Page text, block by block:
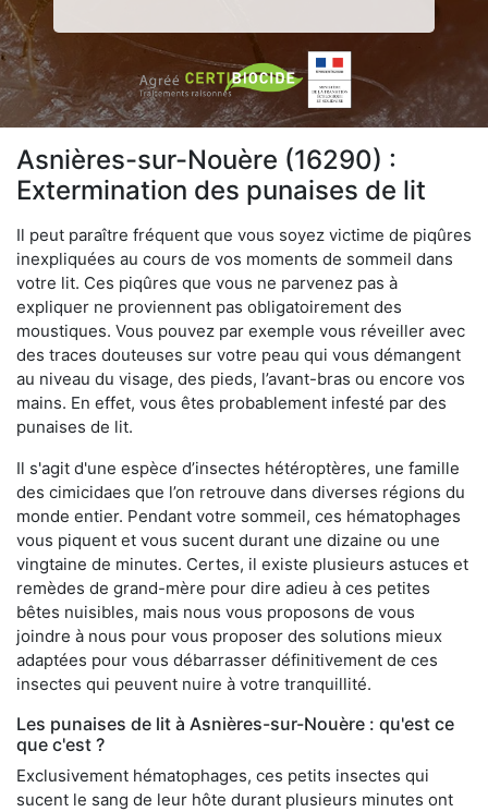
Asnières-sur-Nouère (16290) :
Extermination des punaises de lit
Il peut paraître fréquent que vous soyez victime de piqûres
inexpliquées au cours de vos moments de sommeil dans
votre lit. Ces piqûres que vous ne parvenez pas à
expliquer ne proviennent pas obligatoirement des
moustiques. Vous pouvez par exemple vous réveiller avec
des traces douteuses sur votre peau qui vous démangent
au niveau du visage, des pieds, l’avant-bras ou encore vos
mains. En effet, vous êtes probablement infesté par des
punaises de lit.
Il s'agit d'une espèce d’insectes hétéroptères, une famille
des cimicidaes que l’on retrouve dans diverses régions du
monde entier. Pendant votre sommeil, ces hématophages
vous piquent et vous sucent durant une dizaine ou une
vingtaine de minutes. Certes, il existe plusieurs astuces et
remèdes de grand-mère pour dire adieu à ces petites
bêtes nuisibles, mais nous vous proposons de vous
joindre à nous pour vous proposer des solutions mieux
adaptées pour vous débarrasser définitivement de ces
insectes qui peuvent nuire à votre tranquillité.
Les punaises de lit à Asnières-sur-Nouère : qu'est ce
que c'est ?
Exclusivement hématophages, ces petits insectes qui
sucent le sang de leur hôte durant plusieurs minutes ont